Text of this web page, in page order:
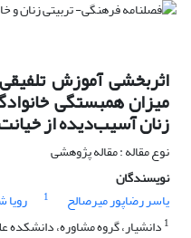
اثربخشی آموزش
میزان همبستگی
زنان آسیب‌دیده از
نوع مقاله : مقاله پژوهشی
نویسندگان
یاسر رضاپور میرصالح
1 رویا
1 دانشیار، گروه مشاوره، دانشکده